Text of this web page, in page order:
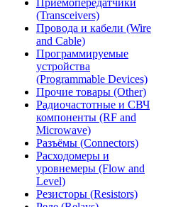
Приёмопередатчики
(Transceivers)
Провода и кабели (Wire
and Cable)
Программируемые
устройства
(Programmable Devices)
Прочие товары (Other)
Радиочастотные и СВЧ
компоненты (RF and
Microwave)
Разъёмы (Connectors)
Расходомеры и
уровнемеры (Flow and
Level)
Резисторы (Resistors)